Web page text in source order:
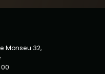
Monseu 32,